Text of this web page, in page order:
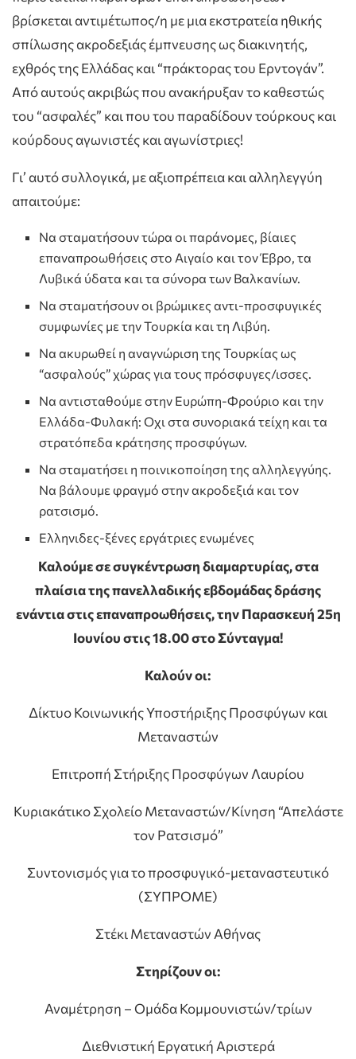
βρίσκεται αντιμέτωπος/η με μια εκστρατεία ηθικής
σπίλωσης ακροδεξιάς έμπνευσης ως διακινητής,
εχθρός της Ελλάδας και “πράκτορας του Ερντογάν”.
Από αυτούς ακριβώς που ανακήρυξαν το καθεστώς
του “ασφαλές” και που του παραδίδουν τούρκους και
κούρδους αγωνιστές και αγωνίστριες!
Γι’ αυτό συλλογικά, με αξιοπρέπεια και αλληλεγγύη
απαιτούμε:
Να σταματήσουν τώρα οι παράνομες, βίαιες
επαναπροωθήσεις στο Αιγαίο και τον Έβρο, τα
Λυβικά ύδατα και τα σύνορα των Βαλκανίων.
Να σταματήσουν οι βρώμικες αντι-προσφυγικές
συμφωνίες με την Τουρκία και τη Λιβύη.
Να ακυρωθεί η αναγνώριση της Τουρκίας ως
“ασφαλούς” χώρας για τους πρόσφυγες/ισσες.
Να αντισταθούμε στην Ευρώπη-Φρούριο και την
Ελλάδα-Φυλακή: Οχι στα συνοριακά τείχη και τα
στρατόπεδα κράτησης προσφύγων.
Να σταματήσει η ποινικοποίηση της αλληλεγγύης.
Να βάλουμε φραγμό στην ακροδεξιά και τον
ρατσισμό.
Ελληνιδες-ξένες εργάτριες ενωμένες
Καλούμε σε συγκέντρωση διαμαρτυρίας, στα
πλαίσια της πανελλαδικής εβδομάδας δράσης
ενάντια στις επαναπροωθήσεις, την Παρασκευή 25η
Ιουνίου στις 18.00 στο Σύνταγμα!
Καλούν οι:
Δίκτυο Κοινωνικής Υποστήριξης Προσφύγων και
Μεταναστών
Επιτροπή Στήριξης Προσφύγων Λαυρίου
Κυριακάτικο Σχολείο Μεταναστών/Κίνηση “Απελάστε
τον Ρατσισμό”
Συντονισμός για το προσφυγικό-μεταναστευτικό
(ΣΥΠΡΟΜΕ)
Στέκι Μεταναστών Αθήνας
Στηρίζουν οι:
Αναμέτρηση – Ομάδα Κομμουνιστών/τρίων
Διεθνιστική Εργατική Αριστερά